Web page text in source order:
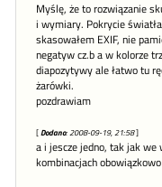
Myślę, że to rozwiązanie
i wymiary. Pokrycie
skasowałem EXIF, nie
negatyw cz.b a w kolorze
diapozytywy ale łatwo tu
żarówki.
pozdrawiam
[Dodano: 2008-09-19, 21:58]
a i jescze jedno, tak jak
kombinacjach